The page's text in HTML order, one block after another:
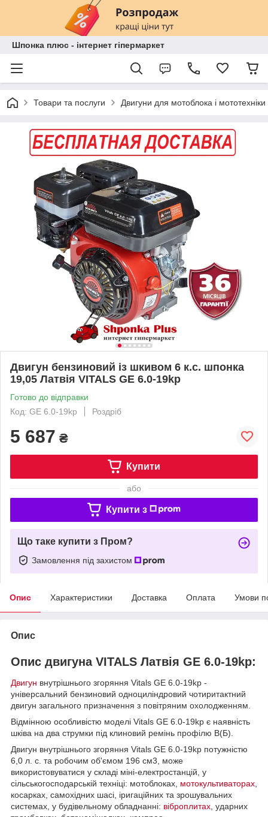
Шпонка плюс - інтернет гіпермаркет
Товари та послуги Двигуни для мотоблока і мототехніки
Двигун бензиновий із шкивом 6 к.с. шпонка
19,05 Латвія VITALS GE 6.0-19kр
Готово до відправки
Код: GE 6.0-19kр
Роздріб
5 687 ₴
Купити
або
Купити з
Що таке купити з Пром?
Замовлення під захистом
Опис Характеристики Доставка Оплата Умови
Опис
Опис двигуна VITALS Латвія GE 6.0-19kр:
Двигун внутрішнього згоряння Vitals GE 6.0-19kp -
універсальний бензиновий одноциліндровий чотиритактний
двигун загального призначення з повітряним охолодженням.
Відмінною особливістю моделі Vitals GE 6.0-19kp є наявність
шківа на два струмки під клиновий ремінь профілю B(Б).
Двигун внутрішнього згоряння Vitals GE 6.0-19kp потужністю
6,0 л. с. та робочим об'ємом 196 см3, може
використовуватися у складі міні-електростанцій, у
сільськогосподарській техніці: мотоблоках, мотокультиваторах,
косарках, самохідних шасі, іригаційних та зрошувальних
системах, у будівельному обладнанні: віброплитах, ударних